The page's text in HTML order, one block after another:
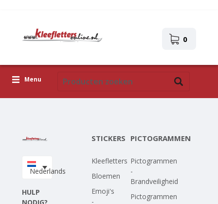
0
Menu
Upload je eigen ontwerp
Nederlands
HULP
NODIG?
STICKERS
Kleefletters
Bloemen
Emoji's
-
PICTOGRAMMEN
Pictogrammen
-
Brandveiligheid
Pictogrammen